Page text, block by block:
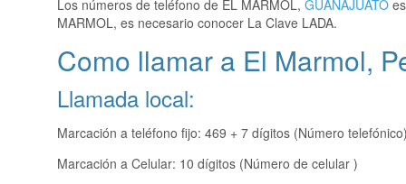
Los números de teléfono de EL MARMOL, GUANAJUATO
MARMOL, es necesario conocer La Clave LADA.
Como llamar a El Marmol,
Llamada local:
Marcación a teléfono fijo: 469 + 7 dígitos (Número
Marcación a Celular: 10 dígitos (Número de celular )